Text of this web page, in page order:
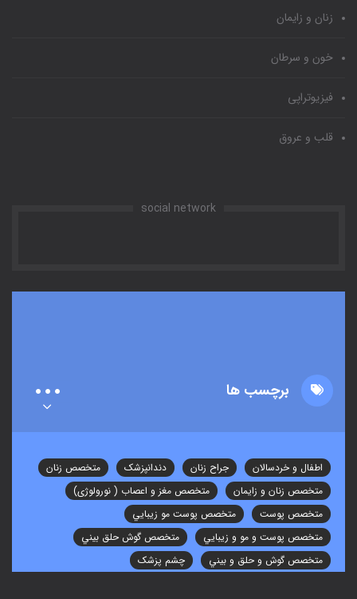
زنان و زایمان
خون و سرطان
فیزیوتراپی
قلب و عروق
social network
برچسب ها
اطفال و خردسالان جراح زنان دندانپزشک
متخصص زنان
متخصص زنان و زایمان
متخصص مغز و اعصاب ( نورولوژی)
متخصص پوست
متخصص پوست مو زيبايي
متخصص پوست و مو و زيبايي
متخصص گوش حلق بيني
متخصص گوش و حلق و بيني
چشم پزشک